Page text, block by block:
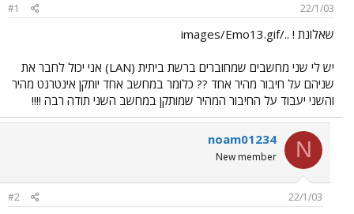
ש
א
ר
22/1/03
#1
שאלונת ! ../images/Emo13.gif
יש לי שני מחשבים שמחוברים ברשת ביתית (LAN) אני יכול לחבר את
שניהם על חיבור מהיר אחד ?? כלומר במחשב אחד יותקן אינטרנט מהיר
והשני יעבוד על החיבור המהיר שמותקן במחשב השני תודה רבה !!!!
N
noam01234
New member
22/1/03
#2